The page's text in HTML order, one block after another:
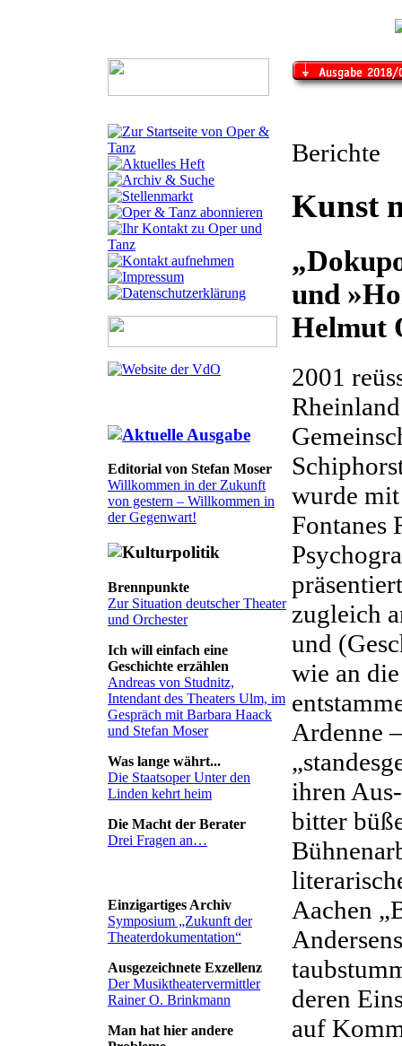
Editorial von Stefan Moser
Willkommen in der Zukunft
von gestern – Willkommen in
der Gegenwart!
Brennpunkte
Zur Situation deutscher Theater
und Orchester
Ich will einfach eine
Geschichte erzählen
Andreas von Studnitz,
Intendant des Theaters Ulm, im
Gespräch mit Barbara Haack
und Stefan Moser
Was lange währt...
Die Staatsoper Unter den
Linden kehrt heim
Die Macht der Berater
Drei Fragen an…
Einzigartiges Archiv
Symposium „Zukunft der
Theaterdokumentation“
Ausgezeichnete Exzellenz
Der Musiktheatervermittler
Rainer O. Brinkmann
Man hat hier andere
Berichte
Kunst
und
Helmut
2001
wurde
Fontanes
zugleich
und
wie an
Ardenne
ihren
bitter
Aachen
deren
auf